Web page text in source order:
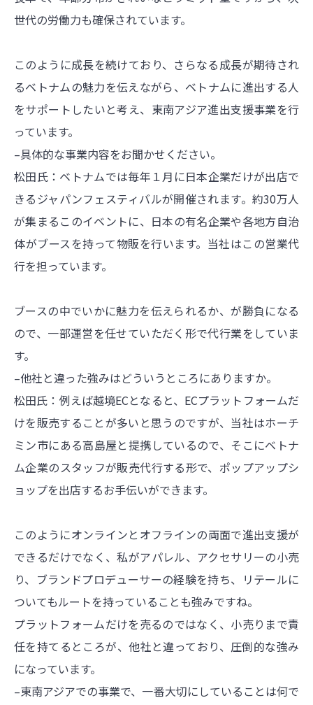
世代の労働力も確保されています。
このように成長を続けており、さらなる成長が期待され
るベトナムの魅力を伝えながら、ベトナムに進出する人
をサポートしたいと考え、東南アジア進出支援事業を行
っています。
–具体的な事業内容をお聞かせください。
松田氏：ベトナムでは毎年１月に日本企業だけが出店で
きるジャパンフェスティバルが開催されます。約30万人
が集まるこのイベントに、日本の有名企業や各地方自治
体がブースを持って物販を行います。当社はこの営業代
行を担っています。
ブースの中でいかに魅力を伝えられるか、が勝負になる
ので、一部運営を任せていただく形で代行業をしていま
す。
–他社と違った強みはどういうところにありますか。
松田氏：例えば越境ECとなると、ECプラットフォームだ
けを販売することが多いと思うのですが、当社はホーチ
ミン市にある高島屋と提携しているので、そこにベトナ
ム企業のスタッフが販売代行する形で、ポップアップシ
ョップを出店するお手伝いができます。
このようにオンラインとオフラインの両面で進出支援が
できるだけでなく、私がアパレル、アクセサリーの小売
り、ブランドプロデューサーの経験を持ち、リテールに
ついてもルートを持っていることも強みですね。
プラットフォームだけを売るのではなく、小売りまで責
任を持てるところが、他社と違っており、圧倒的な強み
になっています。
–東南アジアでの事業で、一番大切にしていることは何で